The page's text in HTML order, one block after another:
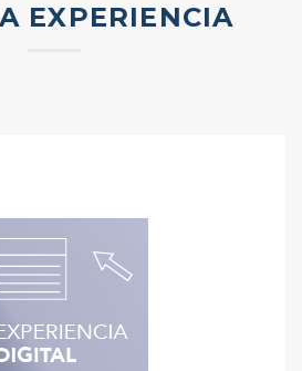
EXPERIENCIA